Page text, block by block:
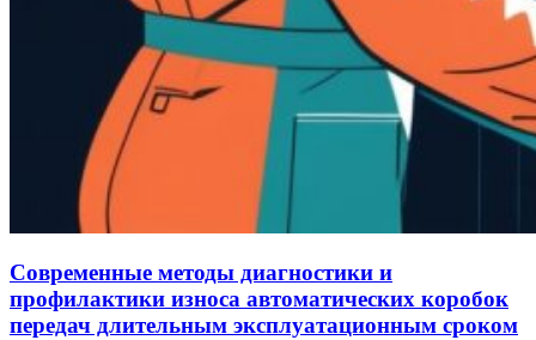
Современные методы диагностики и
профилактики износа автоматических коробок
передач длительным эксплуатационным сроком